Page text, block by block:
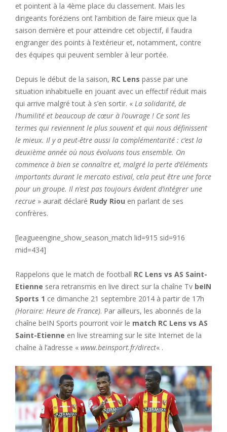
et pointent à la 4ème place du classement. Mais les
dirigeants foréziens ont l’ambition de faire mieux que la
saison dernière et pour atteindre cet objectif, il faudra
engranger des points à l’extérieur et, notamment, contre
des équipes qui peuvent sembler à leur portée.
Depuis le début de la saison, RC Lens passe par une
situation inhabituelle en jouant avec un effectif réduit mais
qui arrive malgré tout à s’en sortir. « La solidarité, de
l’humilité et beaucoup de cœur à l’ouvrage ! Ce sont les
termes qui reviennent le plus souvent et qui nous définissent
le mieux. Il y a peut-être aussi la complémentarité : c’est la
deuxième année où nous évoluons tous ensemble. On
commence à bien se connaître et, malgré la perte d’éléments
importants durant le mercato estival, cela peut être une force
pour un groupe. Il n’est pas toujours évident d’intégrer une
recrue » aurait déclaré Rudy Riou en parlant de ses
confrères.
[leagueengine_show_season_match lid=915 sid=916
mid=434]
Rappelons que le match de football RC Lens vs AS Saint-
Etienne sera retransmis en live direct sur la chaîne Tv beIN
Sports 1 ce dimanche 21 septembre 2014 à partir de 17h
(Horaire: Heure de France). Par ailleurs, les abonnés de la
chaîne beIN Sports pourront voir le match RC Lens vs AS
Saint-Etienne en live streaming sur le site Internet de la
chaîne à l’adresse « www.beinsport.fr/direct« .